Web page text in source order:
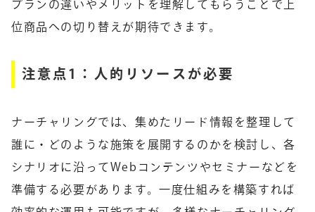
プランの違いやメリットを理解してもらうことで上
位商品への切り替えが期待できます。
注意点1：人的リソースが必要
ナーチャリングでは、集めたリード情報を整理して
誰に・どのような施策を展開するのかを検討し、各
シナリオに沿ってWebコンテンツやセミナーなどを
準備する必要があります。一度仕組みを構築すれば